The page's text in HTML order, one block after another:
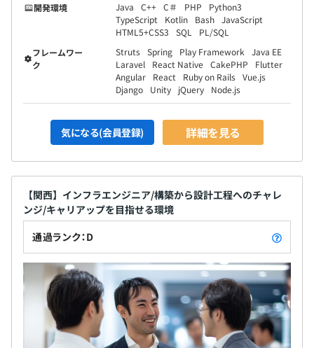
開発環境
Java C++ C＃ PHP
Python3
TypeScript
Kotlin Bash JavaScript
HTML5+CSS3
SQL
PL/SQL
フレームワー
ク
Struts Spring Play Framework
Java EE
Laravel
React Native CakePHP
Flutter
Angular
React Ruby on Rails Vue.js
Django
Unity jQuery Node.js
気になる(会員登録) 詳細を見る
【関西】インフラエンジニア/構築から設計工程へのチャレ
ンジ/キャリアップを目指せる環境
通過ランク：D